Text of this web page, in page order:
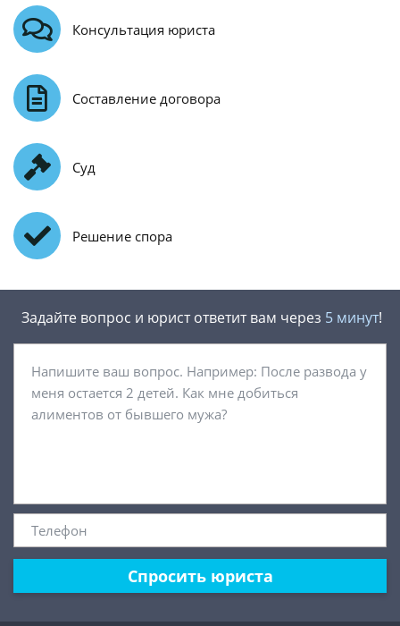
Консультация юриста
Составление договора
Суд
Решение спора
Задайте вопрос и юрист ответит вам через 5 минут!
Спросить юриста